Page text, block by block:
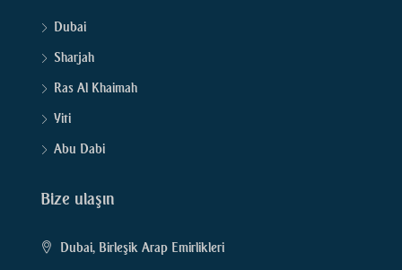
Dubai
Sharjah
Ras Al Khaimah
Yiti
Abu Dabi
Bize ulaşın
Dubai, Birleşik Arap Emirlikleri